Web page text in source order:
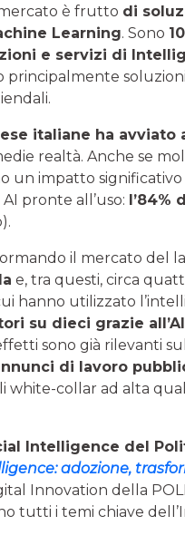
è frutto di
Learning. Sono
e servizi di
italiane ha avviato
realtà. Anche se
un impatto
pronte all’uso:
il mercato del
e, tra questi, circa
hanno utilizzato
su dieci grazie
sono già rilevanti
ci di lavoro
white-collar ad alta
Intelligence del
adozione,
Innovation della
tutti i temi chiave